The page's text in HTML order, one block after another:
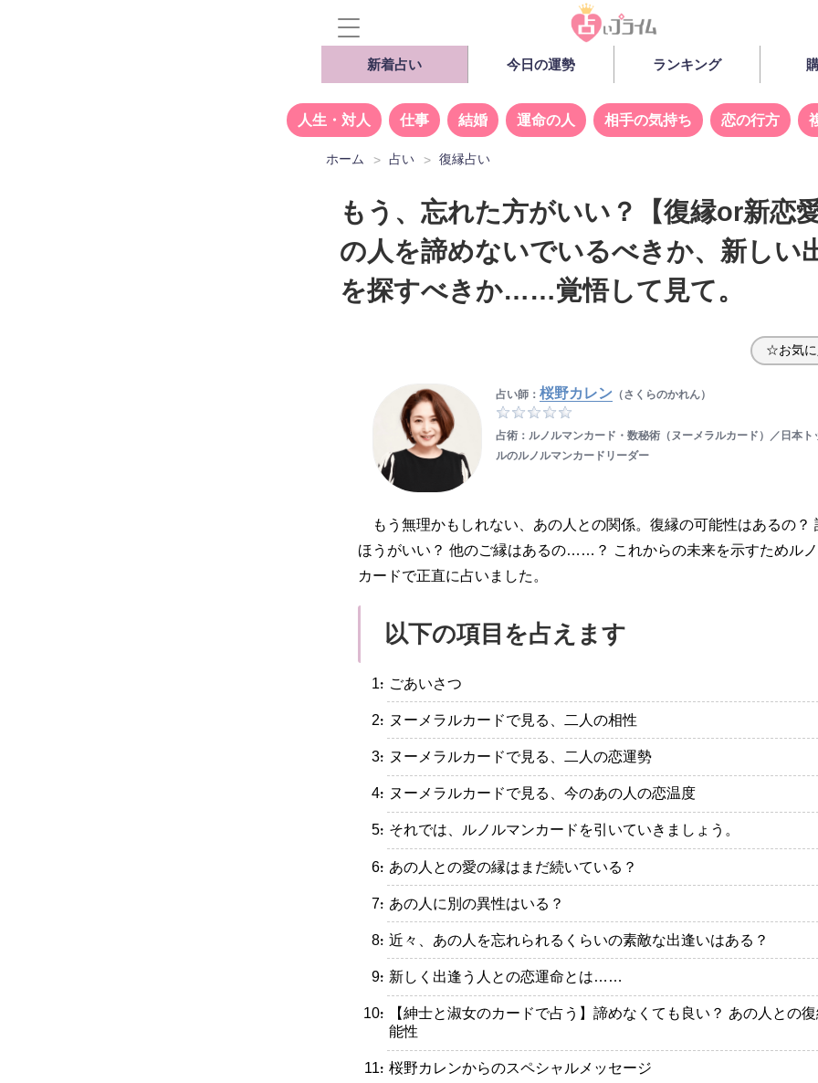
新着占い 今日の運勢 ランキング
人生・対人 仕事 結婚 運命の人 相手の気持ち 恋の行方
ホーム 占い 復縁占い
もう、忘れた方がいい？【復縁or新恋
の人を諦めないでいるべきか、新しい
を探すべきか……覚悟して見て。
☆お気に
占い師： 桜野カレン （さくらのかれん）
占術：ルノルマンカード・数秘術（ヌーメラルカード）／日本ト
ルのルノルマンカードリーダー
もう無理かもしれない、あの人との関係。復縁の可能性はあるの？
ほうがいい？ 他のご縁はあるの……？ これからの未来を示すためル
カードで正直に占いました。
以下の項目を占えます
・ごあいさつ
・ヌーメラルカードで見る、二人の相性
・ヌーメラルカードで見る、二人の恋運勢
・ヌーメラルカードで見る、今のあの人の恋温度
・それでは、ルノルマンカードを引いていきましょう。
・あの人との愛の縁はまだ続いている？
・あの人に別の異性はいる？
・近々、あの人を忘れられるくらいの素敵な出逢いはある？
・新しく出逢う人との恋運命とは……
・【紳士と淑女のカードで占う】諦めなくても良い？ あの人との
能性
・桜野カレンからのスペシャルメッセージ